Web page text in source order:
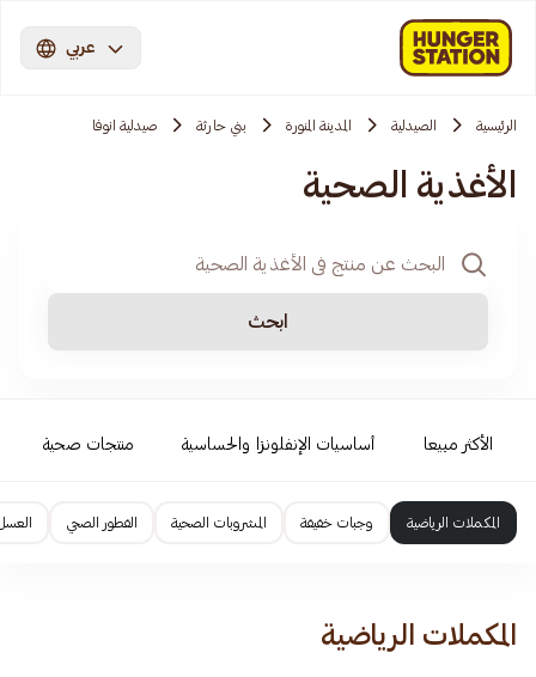
عربي
الرئيسية الصيدلية المدينة المنورة بني حارثة صيدلية انوفا
الأغذية الصحية
ابحث
الأكثر مبيعا أساسيات الإنفلونزا والحساسية منتجات صحية
المكملات الرياضية وجبات خفيفة المشروبات الصحية الفطور الصحي
المكملات الرياضية